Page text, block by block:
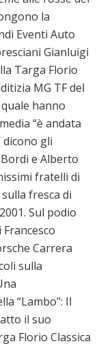
la
Eventi Auto
Gianluigi
Targa Florio
MG TF del
hanno
“è andata
gli
e Alberto
fratelli di
fresca di
Sul podio
Carrera
sulla
“Lambo”: Il
il suo
Florio Classica